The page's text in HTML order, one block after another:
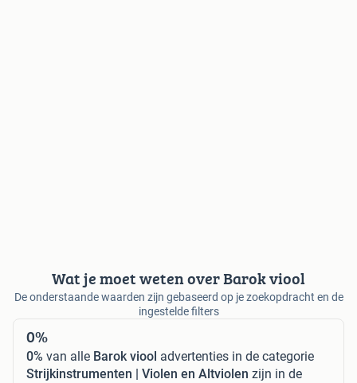
Wat je moet weten over Barok viool
De onderstaande waarden zijn gebaseerd op je zoekopdracht en de
ingestelde filters
0%
0% van alle Barok viool advertenties in de categorie
Strijkinstrumenten | Violen en Altviolen zijn in de